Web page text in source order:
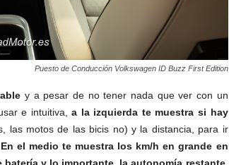
Puesto de Conducción Volkswagen ID Buzz First Edition
y a pesar de no tener nada que ver con un
e intuitiva,a la izquierda te muestra si hay
las motos de las bicis no) y la distancia, para ir
En el medio te muestra los km/h en grande en